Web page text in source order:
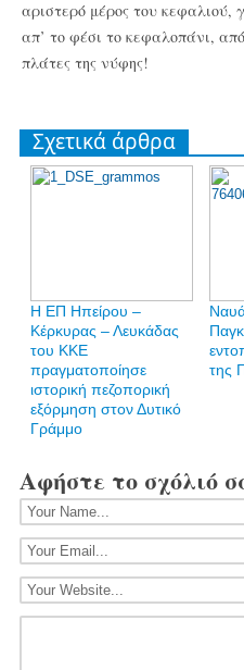
αριστερό μέρος του κεφαλιού,
απ’ το φέσι το κεφαλοπάνι,
πλάτες της νύφης!
Σχετικά άρθρα
Η ΕΠ Ηπείρου –
Κέρκυρας – Λευκάδας
του ΚΚΕ
πραγματοποίησε
ιστορική πεζοπορική
εξόρμηση στον Δυτικό
Γράμμο
της
Αφήστε το σχόλιό